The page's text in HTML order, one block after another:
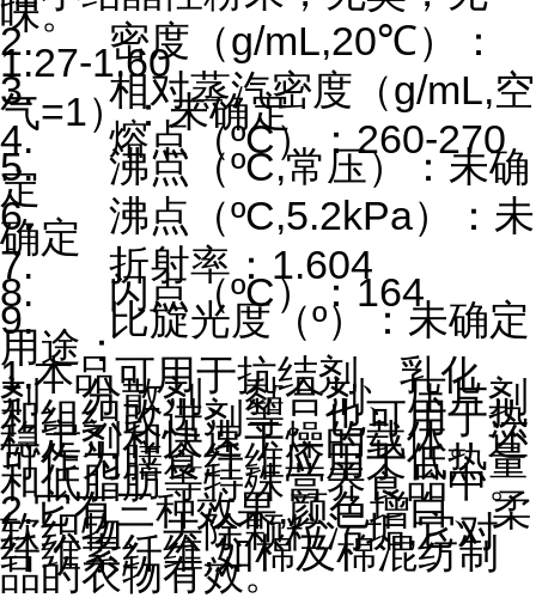
味。
2. 密度（g/mL,20℃）：
1.27-1.60
3. 相对蒸汽密度（g/mL,空
气=1）：未确定
4. 熔点（ºC）：260-270
5. 沸点（ºC,常压）：未确
定
6. 沸点（ºC,5.2kPa）：未
确定
7. 折射率：1.604
8. 闪点（ºC）：164
9. 比旋光度（º）：未确定
用途：
1.本品可用于抗结剂、乳化
剂、分散剂、黏合剂、压片剂
和组织改进剂等。也可用于热
稳定剂和快速干燥的载体。还
可作为膳食纤维应用于低热量
和低脂肪等特殊营养食品中。
2.它有三种效果,颜色增白、柔
软织物、去除颗粒污垢,它对
纤维素纤维,如棉及棉混纺制
品的衣物有效。